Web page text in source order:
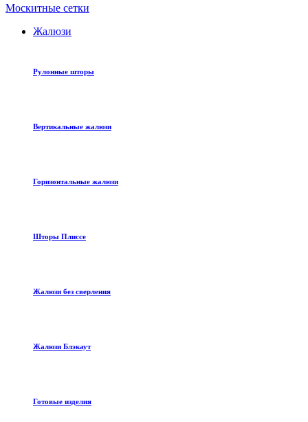
Москитные сетки
Жалюзи
Рулонные шторы
Вертикальные жалюзи
Горизонтальные жалюзи
Шторы Плиссе
Жалюзи без сверления
Жалюзи Блэкаут
Готовые изделия